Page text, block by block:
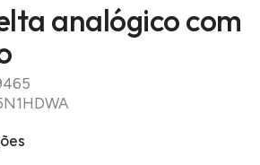
analógico com